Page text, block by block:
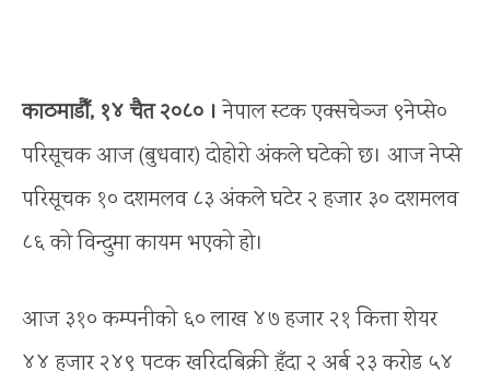
काठमाडौँ, १४ चैत २०८० । नेपाल स्टक एक्सचेञ्ज ९नेप्से०
परिसूचक आज (बुधवार) दोहोरो अंकले घटेको छ। आज नेप्से
परिसूचक १० दशमलव ८३ अंकले घटेर २ हजार ३० दशमलव
८६ को विन्दुमा कायम भएको हो।
आज ३१० कम्पनीको ६० लाख ४७ हजार २१ कित्ता शेयर
४४ हजार २४९ पटक खरिदबिक्री हुँदा २ अर्ब २३ करोड ५४